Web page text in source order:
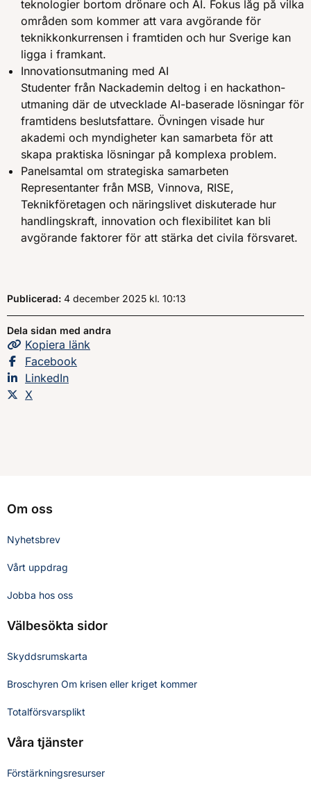
teknologier bortom drönare och AI. Fokus låg på vilka
områden som kommer att vara avgörande för
teknikkonkurrensen i framtiden och hur Sverige kan
ligga i framkant.
Innovationsutmaning med AI
Studenter från Nackademin deltog i en hackathon-
utmaning där de utvecklade AI-baserade lösningar för
framtidens beslutsfattare. Övningen visade hur
akademi och myndigheter kan samarbeta för att
skapa praktiska lösningar på komplexa problem.
Panelsamtal om strategiska samarbeten
Representanter från MSB, Vinnova, RISE,
Teknikföretagen och näringslivet diskuterade hur
handlingskraft, innovation och flexibilitet kan bli
avgörande faktorer för att stärka det civila försvaret.
Publicerad: 4 december 2025 kl. , Klockan
10:13
Dela sidan med andra
Kopiera sidans
länk
Dela sidan på
Facebook
Dela sidan på
LinkedIn
Dela sidan på
X
Om oss
Nyhetsbrev
Vårt uppdrag
Jobba hos oss
Välbesökta sidor
Skyddsrumskarta
Broschyren Om krisen eller kriget kommer
Totalförsvarsplikt
Våra tjänster
Förstärkningsresurser